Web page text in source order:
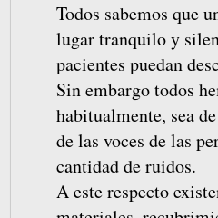
Todos sabemos que
lugar tranquilo y
pacientes puedan
Sin embargo todos
habitualmente, sea
de las voces de las
cantidad de ruidos.
A este respecto